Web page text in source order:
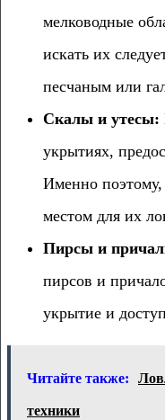
мелководные
искать их
песчаным или
Скалы и утесы:
укрытиях,
Именно
местом для их
Пирсы и
пирсов и
укрытие и
Читайте также:
техники